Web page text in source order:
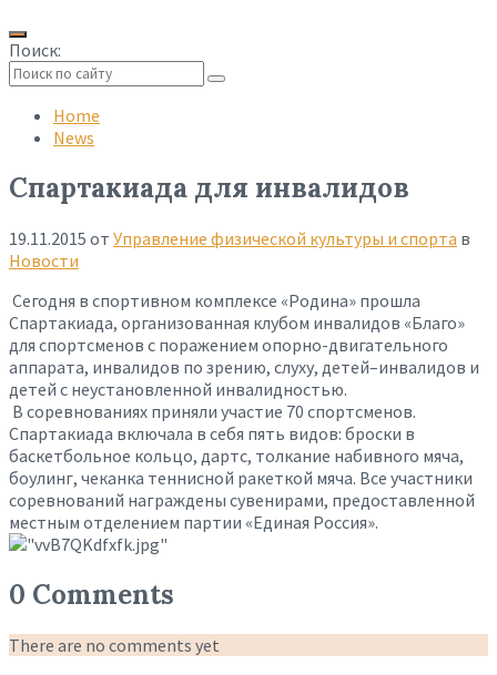
Поиск:
search
Home
News
Спартакиада для инвалидов
19.11.2015 от Управление физической культуры и спорта в
Новости
Сегодня в спортивном комплексе «Родина» прошла
Спартакиада, организованная клубом инвалидов «Благо»
для спортсменов с поражением опорно-двигательного
аппарата, инвалидов по зрению, слуху, детей–инвалидов и
детей с неустановленной инвалидностью.
В соревнованиях приняли участие 70 спортсменов.
Спартакиада включала в себя пять видов: броски в
баскетбольное кольцо, дартс, толкание набивного мяча,
боулинг, чеканка теннисной ракеткой мяча. Все участники
соревнований награждены сувенирами, предоставленной
местным отделением партии «Единая Россия».
0 Comments
There are no comments yet